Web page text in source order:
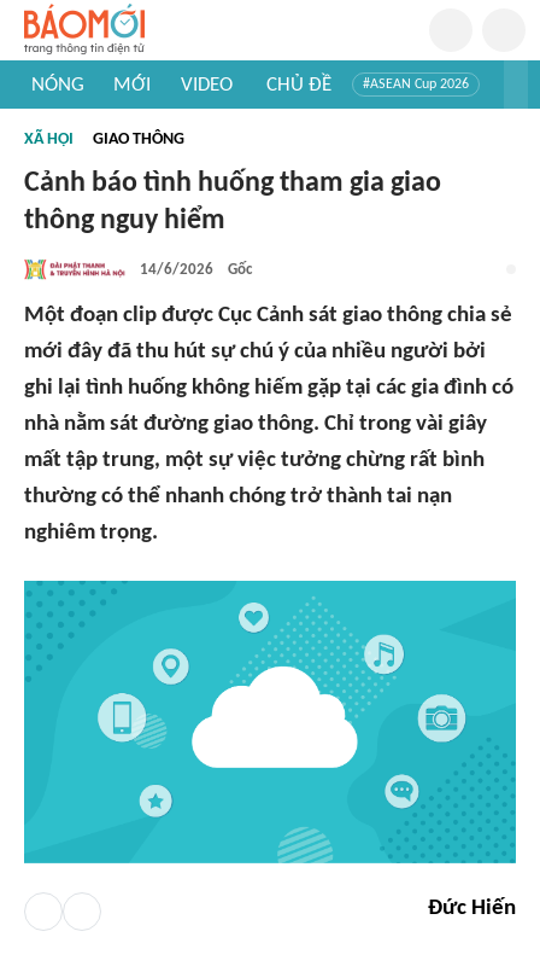
NÓNG MỚI VIDEO CHỦ ĐỀ #ASEAN Cup 2026
#Khám phá thế giới
XÃ HỘI GIAO THÔNG
Cảnh báo tình huống tham gia giao
thông nguy hiểm
14/6/2026 Gốc
Một đoạn clip được Cục Cảnh sát giao thông chia sẻ
mới đây đã thu hút sự chú ý của nhiều người bởi
ghi lại tình huống không hiếm gặp tại các gia đình có
nhà nằm sát đường giao thông. Chỉ trong vài giây
mất tập trung, một sự việc tưởng chừng rất bình
thường có thể nhanh chóng trở thành tai nạn
nghiêm trọng.
Đức Hiến